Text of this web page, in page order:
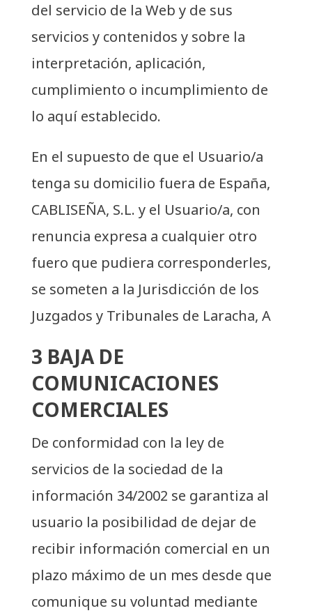
del servicio de la Web y de sus
servicios y contenidos y sobre la
interpretación, aplicación,
cumplimiento o incumplimiento de
lo aquí establecido.
En el supuesto de que el Usuario/a
tenga su domicilio fuera de España,
CABLISEÑA, S.L. y el Usuario/a, con
renuncia expresa a cualquier otro
fuero que pudiera corresponderles,
se someten a la Jurisdicción de los
Juzgados y Tribunales de Laracha, A
3 BAJA DE
COMUNICACIONES
COMERCIALES
De conformidad con la ley de
servicios de la sociedad de la
información 34/2002 se garantiza al
usuario la posibilidad de dejar de
recibir información comercial en un
plazo máximo de un mes desde que
comunique su voluntad mediante